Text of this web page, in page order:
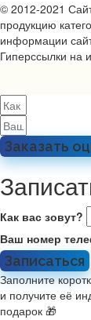
© 2012-2021
продукцию
информации
Гиперссылки на
Заказать
Как вас зовут?
Ваш номер
Записаться
Заполните
и получите её
подарок 🎁